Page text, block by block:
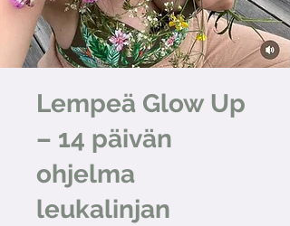
Lempeä Glow Up
– 14 päivän
ohjelma
leukalinjan